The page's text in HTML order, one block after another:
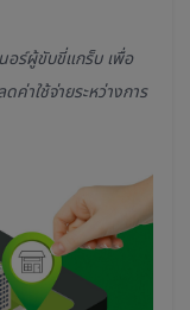
อร์ผู้ขับขี่แกร็บ เพื่อ
ค่าใช้จ่ายระหว่างการ